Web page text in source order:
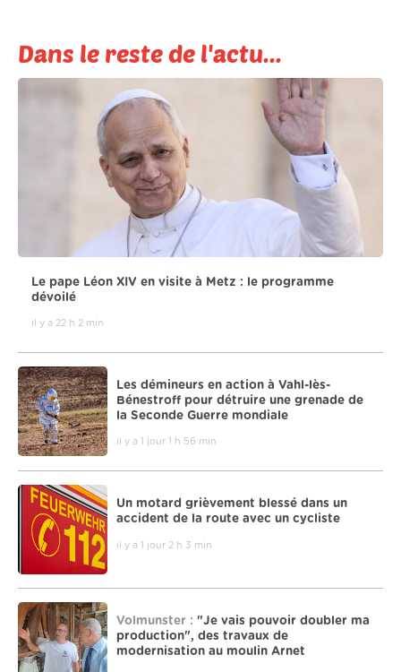
Dans le reste de l'actu...
Le pape Léon XIV en visite à Metz : le programme
dévoilé
il y a 22 h 2 min
Les démineurs en action à Vahl-lès-
Bénestroff pour détruire une grenade de
la Seconde Guerre mondiale
il y a 1 jour 1 h 56 min
Un motard grièvement blessé dans un
accident de la route avec un cycliste
il y a 1 jour 2 h 3 min
Volmunster : "Je vais pouvoir doubler ma
production", des travaux de
modernisation au moulin Arnet